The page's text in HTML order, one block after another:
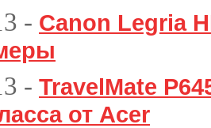
- Canon Legria
- TravelMate
от Acer